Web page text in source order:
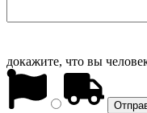
докажите, что вы